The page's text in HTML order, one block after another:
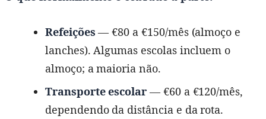
Refeições — €80 a €150/mês (almoço e
lanches). Algumas escolas incluem o
almoço; a maioria não.
Transporte escolar — €60 a €120/mês,
dependendo da distância e da rota.